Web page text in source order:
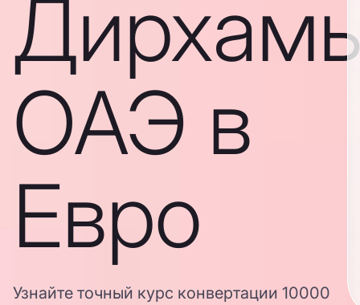
ОАЭ в
Евро
Узнайте точный курс конвертации 10000